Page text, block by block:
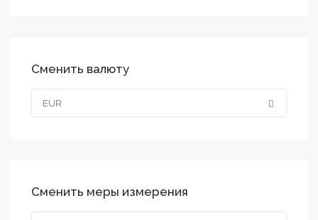
Сменить валюту
EUR
Сменить меры измерения